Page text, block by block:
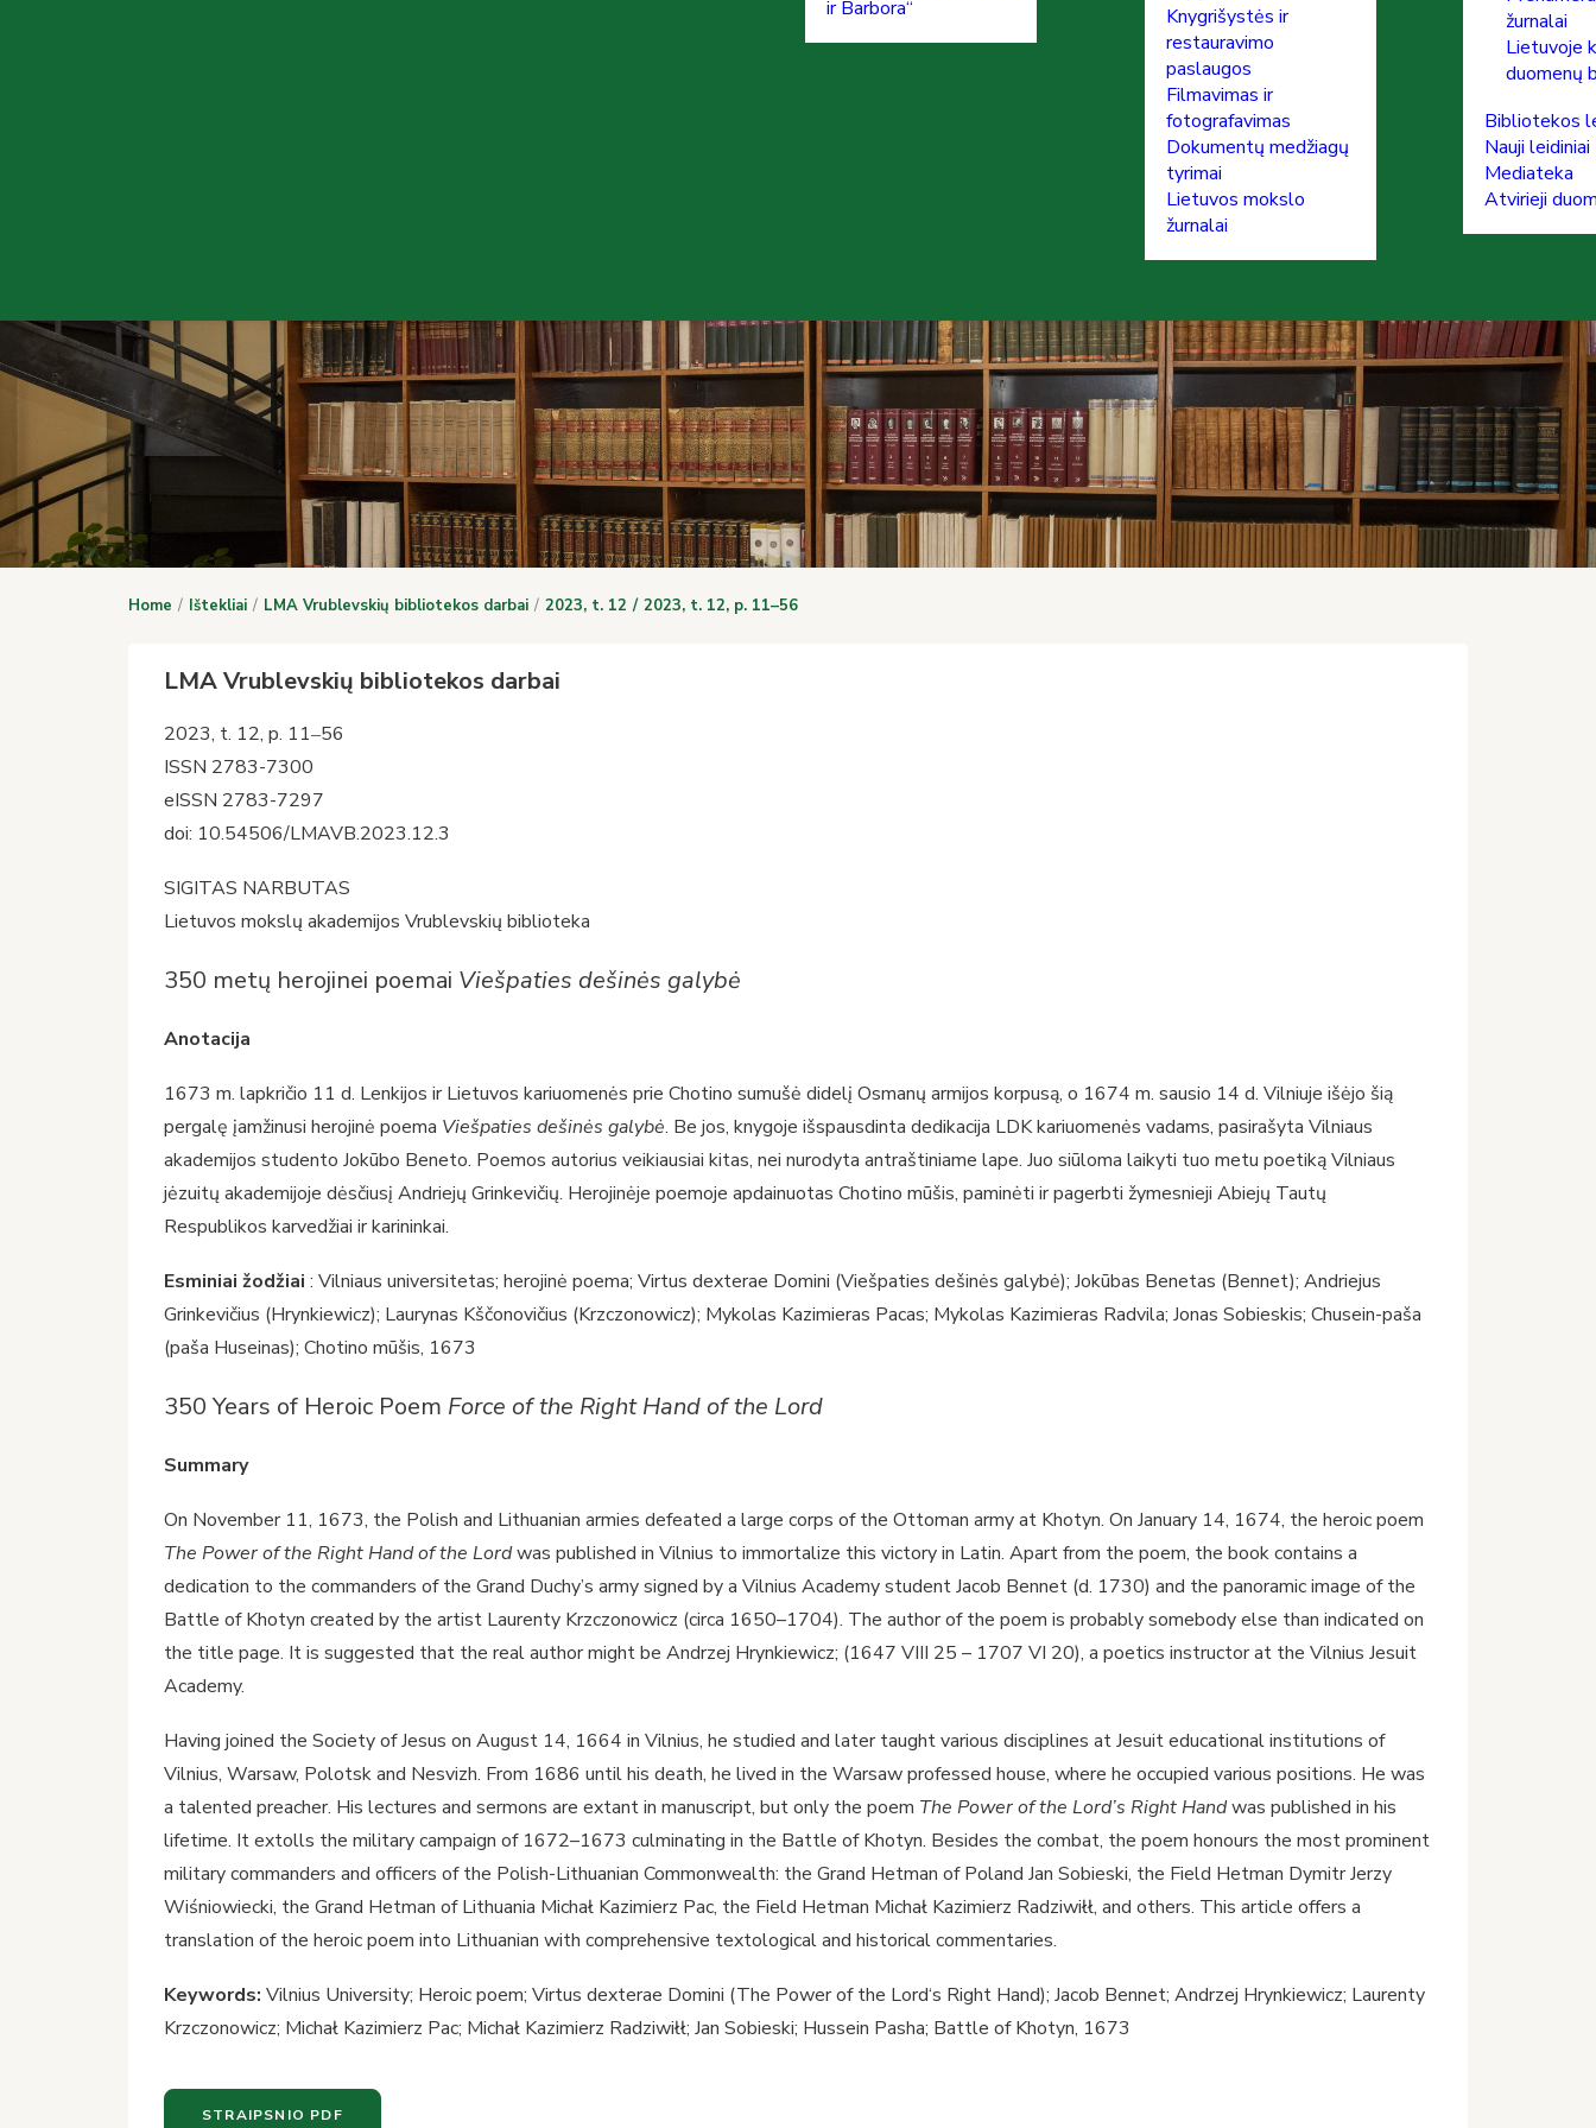
ir Barbora“
Knygrišystės ir
restauravimo
paslaugos
Filmavimas ir
fotografavimas
Dokumentų medžiagų
tyrimai
Lietuvos mokslo
žurnalai
žurnalai
Lietuvoje
duomenų
Bibliotekos
Nauji leidiniai
Mediateka
Atvirieji
Home Ištekliai LMA Vrublevskių bibliotekos darbai 2023, t. 12 2023, t. 12, p. 11–56
LMA Vrublevskių bibliotekos darbai
2023, t. 12, p. 11‒56
ISSN 2783-7300
eISSN 2783-7297
doi: 10.54506/LMAVB.2023.12.3
SIGITAS NARBUTAS
Lietuvos mokslų akademijos Vrublevskių biblioteka
350 metų herojinei poemai Viešpaties dešinės galybė
Anotacija
1673 m. lapkričio 11 d. Lenkijos ir Lietuvos kariuomenės prie Chotino sumušė didelį Osmanų armijos korpusą, o 1674 m. sausio 14 d. Vilniuje išėjo šią
pergalę įamžinusi herojinė poema Viešpaties dešinės galybė. Be jos, knygoje išspausdinta dedikacija LDK kariuomenės vadams, pasirašyta Vilniaus
akademijos studento Jokūbo Beneto. Poemos autorius veikiausiai kitas, nei nurodyta antraštiniame lape. Juo siūloma laikyti tuo metu poetiką Vilniaus
jėzuitų akademijoje dėsčiusį Andriejų Grinkevičių. Herojinėje poemoje apdainuotas Chotino mūšis, paminėti ir pagerbti žymesnieji Abiejų Tautų
Respublikos karvedžiai ir karininkai.
Esminiai žodžiai : Vilniaus universitetas; herojinė poema; Virtus dexterae Domini (Viešpaties dešinės galybė); Jokūbas Benetas (Bennet); Andriejus
Grinkevičius (Hrynkiewicz); Laurynas Kščonovičius (Krzczonowicz); Mykolas Kazimieras Pacas; Mykolas Kazimieras Radvila; Jonas Sobieskis; Chusein-paša
(paša Huseinas); Chotino mūšis, 1673
350 Years of Heroic Poem Force of the Right Hand of the Lord
Summary
On November 11, 1673, the Polish and Lithuanian armies defeated a large corps of the Ottoman army at Khotyn. On January 14, 1674, the heroic poem
The Power of the Right Hand of the Lordwas published in Vilnius to immortalize this victory in Latin. Apart from the poem, the book contains a
dedication to the commanders of the Grand Duchy’s army signed by a Vilnius Academy student Jacob Bennet (d. 1730) and the panoramic image of the
Battle of Khotyn created by the artist Laurenty Krzczonowicz (circa 1650–1704). The author of the poem is probably somebody else than indicated on
the title page. It is suggested that the real author might be Andrzej Hrynkiewicz; (1647 VIII 25 – 1707 VI 20), a poetics instructor at the Vilnius Jesuit
Academy.
Having joined the Society of Jesus on August 14, 1664 in Vilnius, he studied and later taught various disciplines at Jesuit educational institutions of
Vilnius, Warsaw, Polotsk and Nesvizh. From 1686 until his death, he lived in the Warsaw professed house, where he occupied various positions. He was
a talented preacher. His lectures and sermons are extant in manuscript, but only the poem The Power of the Lord’s Right Handwas published in his
lifetime. It extolls the military campaign of 1672–1673 culminating in the Battle of Khotyn. Besides the combat, the poem honours the most prominent
military commanders and officers of the Polish-Lithuanian Commonwealth: the Grand Hetman of Poland Jan Sobieski, the Field Hetman Dymitr Jerzy
Wiśniowiecki, the Grand Hetman of Lithuania Michał Kazimierz Pac, the Field Hetman Michał Kazimierz Radziwiłł, and others. This article offers a
translation of the heroic poem into Lithuanian with comprehensive textological and historical commentaries.
Keywords: Vilnius University; Heroic poem; Virtus dexterae Domini (The Power of the Lord‘s Right Hand); Jacob Bennet; Andrzej Hrynkiewicz; Laurenty
Krzczonowicz; Michał Kazimierz Pac; Michał Kazimierz Radziwiłł; Jan Sobieski; Hussein Pasha; Battle of Khotyn, 1673
STRAIPSNIO PDF